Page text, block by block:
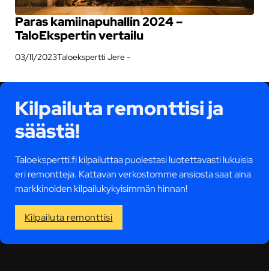
Paras kamiinapuhallin 2024 –
TaloEkspertin vertailu
03/11/2023Taloekspertti Jere -
Kilpailuta remonttisi ja
säästä!
Taloekspertti.fi kilpailuttaa puolestasi luotettavasti lukuisia
eri remontteja. Kattavan verkostomme ansiosta saat aina
markkinoiden kilpailukykyisimmän hinnan!
Kilpailuta remonttisi